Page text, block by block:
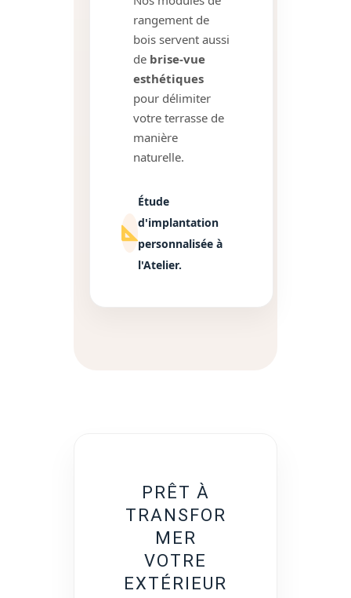
rangement de
bois servent aussi
de brise-vue
esthétiques
pour délimiter
votre terrasse de
manière
naturelle.
Étude
d'implantation
personnalisée à
l'Atelier.
PRÊT À
TRANSFOR
MER
VOTRE
EXTÉRIEUR